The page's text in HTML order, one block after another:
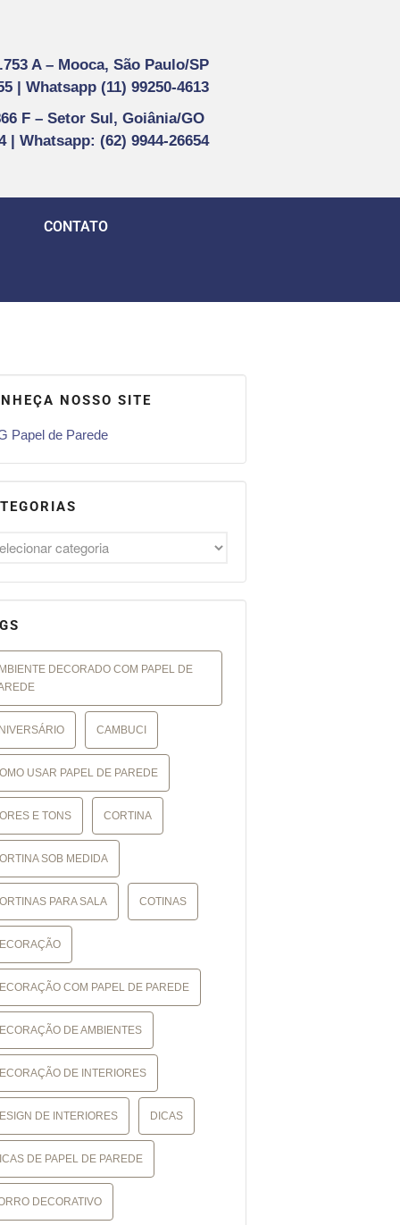
A – Mooca, São Paulo/SP
| Whatsapp (11) 99250-4613
F – Setor Sul, Goiânia/GO
| Whatsapp: (62) 9944-26654
CONTATO
NOSSO SITE
Papel de Parede
DECORADO COM PAPEL DE
CAMBUCI
USAR PAPEL DE PAREDE
E TONS CORTINA
SOB MEDIDA
PARA SALA COTINAS
COM PAPEL DE PAREDE
DE AMBIENTES
DE INTERIORES
DE INTERIORES DICAS
DE PAPEL DE PAREDE
DECORATIVO